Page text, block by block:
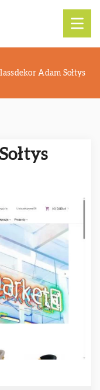
Adam Sołtys